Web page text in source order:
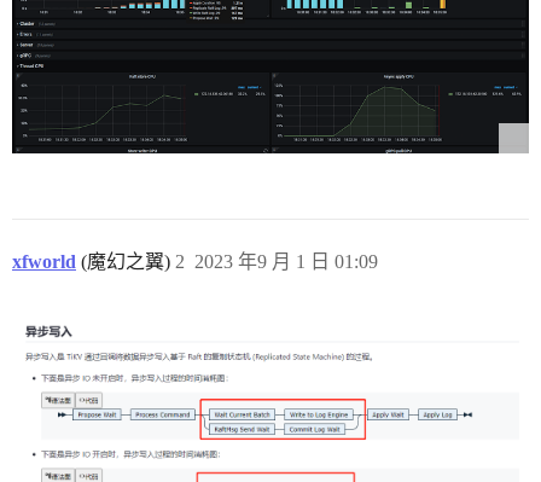
xfworld (魔幻之翼) 2023 年9 月 1 日 01:09
2